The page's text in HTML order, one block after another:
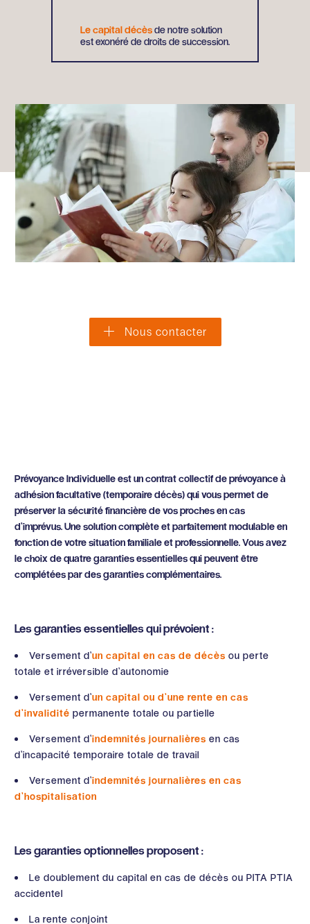
Le capital décèsde notre solution
est exonéré de droits de succession.
Nous contacter
Prévoyance Individuelle est un contrat collectif de prévoyance à
adhésion facultative (temporaire décès) qui vous permet de
préserver la sécurité financière de vos proches en cas
d’imprévus. Une solution complète et parfaitement modulable en
fonction de votre situation familiale et professionnelle. Vous avez
le choix de quatre garanties essentielles qui peuvent être
complétées par des garanties complémentaires.
Les garanties essentielles qui prévoient :
Versement d’un capital en cas de décès ou perte
totale et irréversible d’autonomie
Versement d’un capital ou d’une rente en cas
d’invalidité permanente totale ou partielle
Versement d’indemnités journalières en cas
d’incapacité temporaire totale de travail
Versement d’indemnités journalières en cas
d’hospitalisation
Les garanties optionnelles proposent :
Le doublement du capital en cas de décès ou PITA PTIA
accidentel
La rente conjoint